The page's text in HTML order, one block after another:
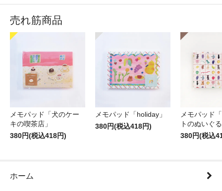
売れ筋商品
メモパッド「犬のケー
キの喫茶店」
380円(税込418円)
メモパッド「holiday」
380円(税込418円)
メモパッド
トのぬいぐ
380円(税込
ホーム